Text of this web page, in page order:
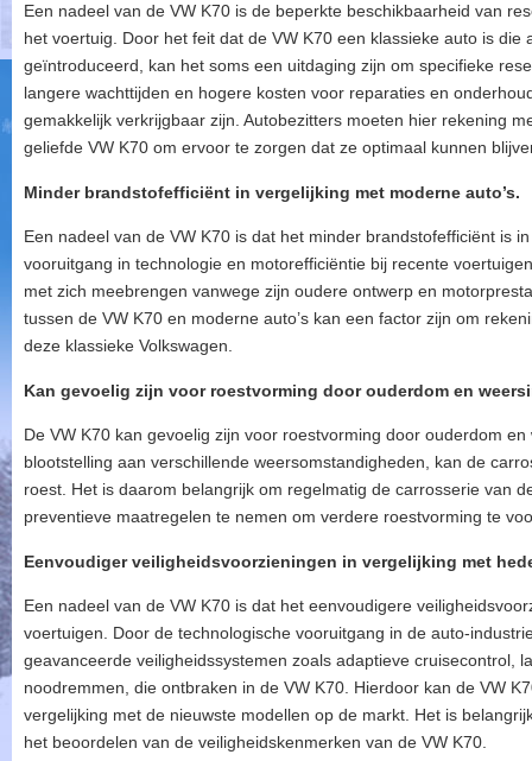
Een nadeel van de VW K70 is de beperkte beschikbaarheid van
het voertuig. Door het feit dat de VW K70 een klassieke auto is die
geïntroduceerd, kan het soms een uitdaging zijn om specifieke
langere wachttijden en hogere kosten voor reparaties en
gemakkelijk verkrijgbaar zijn. Autobezitters moeten hier rekening
geliefde VW K70 om ervoor te zorgen dat ze optimaal kunnen
Minder brandstofefficiënt in vergelijking met moderne auto’s.
Een nadeel van de VW K70 is dat het minder brandstofefficiënt is
vooruitgang in technologie en motorefficiëntie bij recente
met zich meebrengen vanwege zijn oudere ontwerp en
tussen de VW K70 en moderne auto’s kan een factor zijn om
deze klassieke Volkswagen.
Kan gevoelig zijn voor roestvorming door ouderdom en
De VW K70 kan gevoelig zijn voor roestvorming door ouderdom
blootstelling aan verschillende weersomstandigheden, kan de
roest. Het is daarom belangrijk om regelmatig de carrosserie van
preventieve maatregelen te nemen om verdere roestvorming te
Eenvoudiger veiligheidsvoorzieningen in vergelijking met
Een nadeel van de VW K70 is dat het eenvoudigere
voertuigen. Door de technologische vooruitgang in de auto-
geavanceerde veiligheidssystemen zoals adaptieve cruisecontrol,
noodremmen, die ontbraken in de VW K70. Hierdoor kan de VW
vergelijking met de nieuwste modellen op de markt. Het is
het beoordelen van de veiligheidskenmerken van de VW K70.